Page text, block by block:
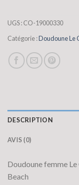
UGS :CO-19000330
Catégorie :Doudoune Le
DESCRIPTION
AVIS (0)
Doudoune femme
Beach